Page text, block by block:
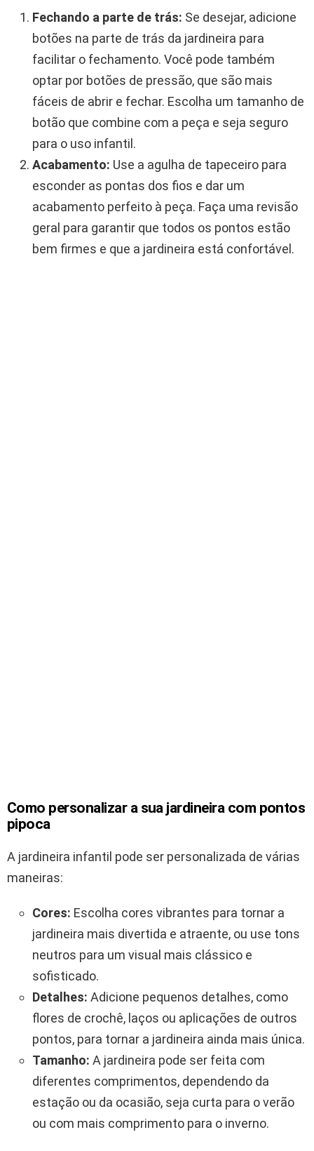
Fechando a parte de trás: Se desejar, adicione
botões na parte de trás da jardineira para
facilitar o fechamento. Você pode também
optar por botões de pressão, que são mais
fáceis de abrir e fechar. Escolha um tamanho de
botão que combine com a peça e seja seguro
para o uso infantil.
Acabamento: Use a agulha de tapeceiro para
esconder as pontas dos fios e dar um
acabamento perfeito à peça. Faça uma revisão
geral para garantir que todos os pontos estão
bem firmes e que a jardineira está confortável.
Como personalizar a sua jardineira com pontos
pipoca
A jardineira infantil pode ser personalizada de várias
maneiras:
Cores: Escolha cores vibrantes para tornar a
jardineira mais divertida e atraente, ou use tons
neutros para um visual mais clássico e
sofisticado.
Detalhes: Adicione pequenos detalhes, como
flores de crochê, laços ou aplicações de outros
pontos, para tornar a jardineira ainda mais única.
Tamanho: A jardineira pode ser feita com
diferentes comprimentos, dependendo da
estação ou da ocasião, seja curta para o verão
ou com mais comprimento para o inverno.